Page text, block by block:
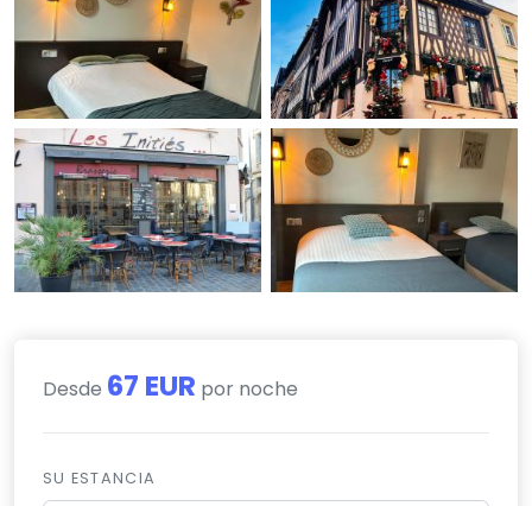
Desde 67 EUR por noche
SU ESTANCIA